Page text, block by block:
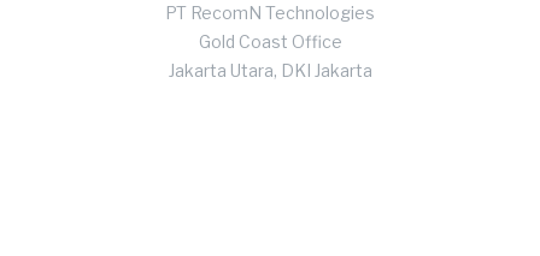
PT RecomN Technologies
Gold Coast Office
Jakarta Utara, DKI Jakarta